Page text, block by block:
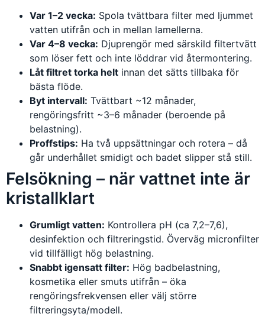
Var 1–2 vecka: Spola tvättbara filter med ljummet
vatten utifrån och in mellan lamellerna.
Var 4–8 vecka: Djup­rengör med särskild filtertvätt
som löser fett och inte löddrar vid återmontering.
Låt filtret torka helt innan det sätts tillbaka för
bästa flöde.
Byt intervall: Tvättbart ~12 månader,
rengöringsfritt ~3–6 månader (beroende på
belastning).
Proffstips: Ha två uppsättningar och rotera – då
går underhållet smidigt och badet slipper stå still.
Felsökning – när vattnet inte är
kristallklart
Grumligt vatten: Kontrollera pH (ca 7,2–7,6),
desinfektion och filtreringstid. Överväg micronfilter
vid tillfälligt hög belastning.
Snabbt igensatt filter: Hög badbelastning,
kosmetika eller smuts utifrån – öka
rengöringsfrekvensen eller välj större
filtreringsyta/modell.